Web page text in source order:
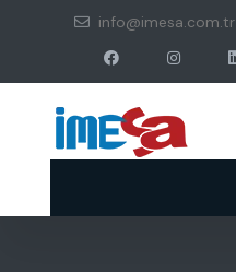
info@imesa.com.tr